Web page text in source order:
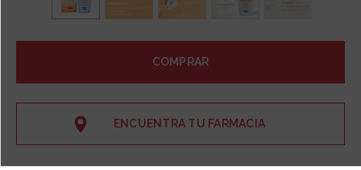
COMPRAR
ENCUENTRA TU FARMACIA